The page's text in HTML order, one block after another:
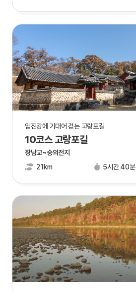
임진강에 기대어 걷는 고랑포길
10코스 고랑포길
장남교~숭의전지
21km
5시간 40분